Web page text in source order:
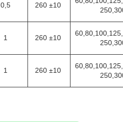
0,5 260 ±10
1 260 ±10
1 260 ±10